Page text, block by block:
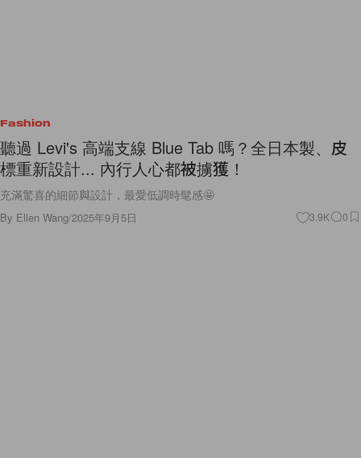
Fashion
聽過 Levi's 高端支線 Blue Tab 嗎？全日本製、皮
標重新設計... 內行人心都被擄獲！
充滿驚喜的細節與設計，最愛低調時髦感🤩
By Ellen Wang/2025年9月5日 3.9K 0